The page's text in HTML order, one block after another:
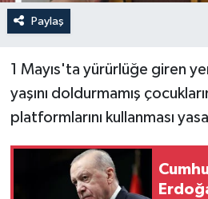
Paylaş
1 Mayıs'ta yürürlüğe giren
yaşını doldurmamış
platformlarını kullanması